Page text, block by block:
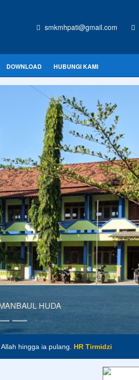
smkmhpati@gmail.com
DOWNLOAD HUBUNGI KAMI
HUDA